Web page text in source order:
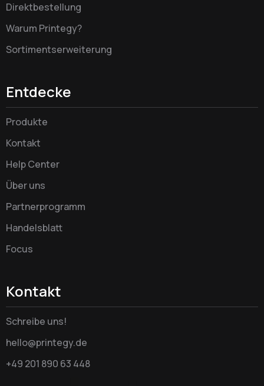
Direktbestellung
Warum Printegy?
Sortimentserweiterung
Entdecke
Produkte
Kontakt
Help Center
Über uns
Partnerprogramm
Handelsblatt
Focus
Kontakt
Schreibe uns!
hello@printegy.de
+49 201 890 63 448